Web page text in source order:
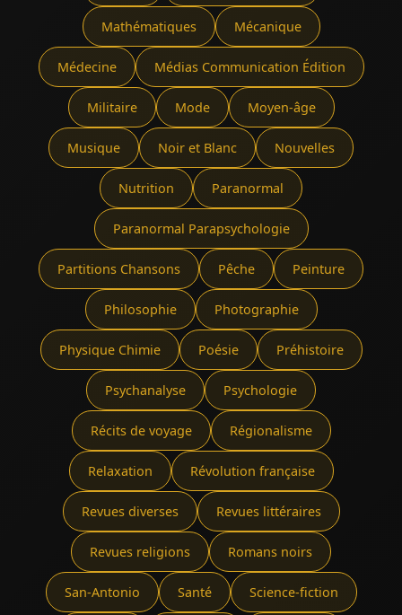
Mathématiques Mécanique
Médecine Médias Communication Édition
Militaire Mode Moyen-âge
Musique Noir et Blanc Nouvelles
Nutrition Paranormal
Paranormal Parapsychologie
Partitions Chansons Pêche Peinture
Philosophie Photographie
Physique Chimie Poésie Préhistoire
Psychanalyse Psychologie
Récits de voyage Régionalisme
Relaxation Révolution française
Revues diverses Revues littéraires
Revues religions Romans noirs
San-Antonio Santé Science-fiction